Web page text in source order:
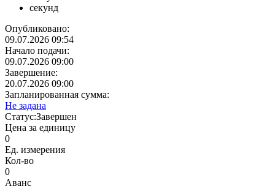
секунд
Опубликовано:
09.07.2026 09:54
Начало подачи:
09.07.2026 09:00
Завершение:
20.07.2026 09:00
Запланированная сумма:
Не задана
Статус:Завершен
Цена за единицу
0
Ед. измерения
Кол-во
0
Аванс